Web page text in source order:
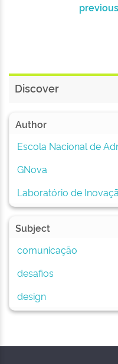
previous
Discover
Author
Escola Nacional de
GNova
Laboratório de
Subject
comunicação
desafios
design